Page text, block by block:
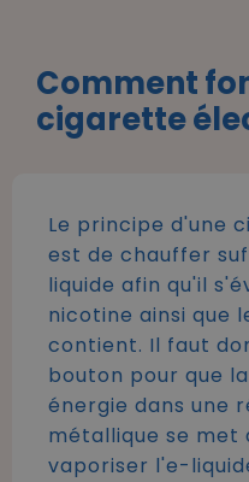
Comment
cigarette
Le principe d'une
est de chauffer
liquide afin qu'il
nicotine ainsi que
contient. Il faut
bouton pour que
énergie dans une
métallique se met
vaporiser l'e-